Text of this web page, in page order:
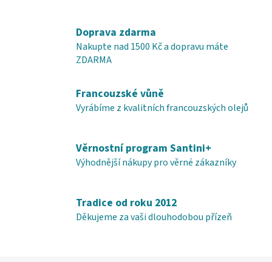
Doprava zdarma
Nakupte nad 1500 Kč a dopravu máte
ZDARMA
Francouzské vůně
Vyrábíme z kvalitních francouzských olejů
Věrnostní program Santini+
Výhodnější nákupy pro věrné zákazníky
Tradice od roku 2012
Děkujeme za vaši dlouhodobou přízeň